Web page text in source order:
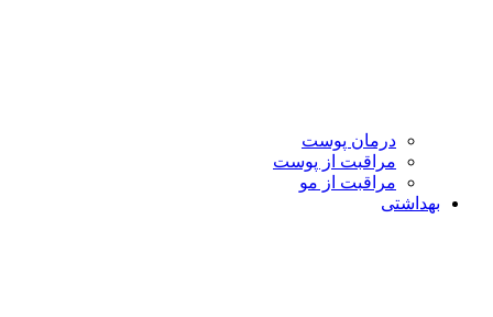
درمان پوست
مراقبت از پوست
مراقبت از مو
بهداشتی